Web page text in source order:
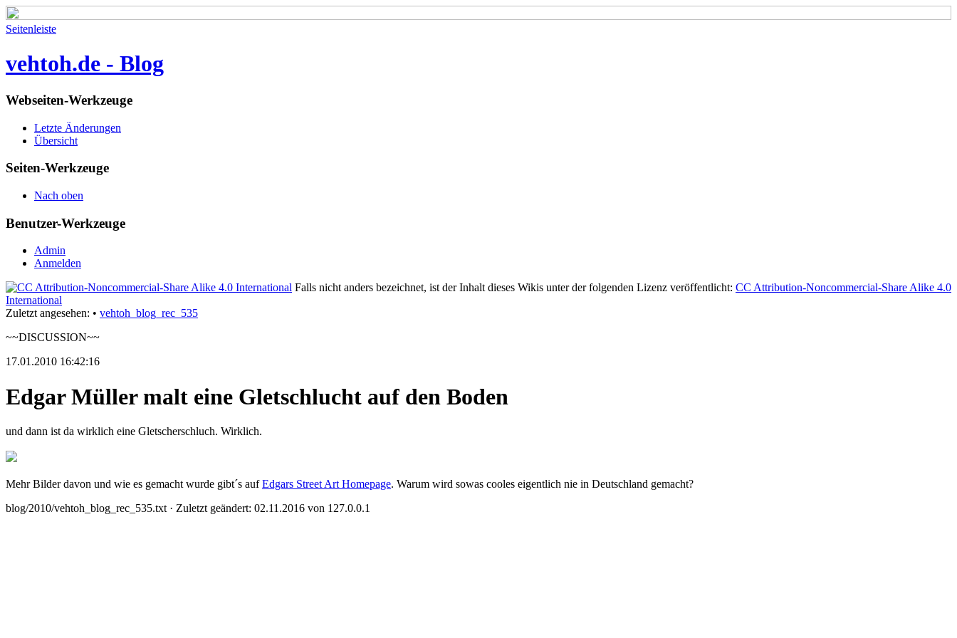
Seitenleiste
vehtoh.de - Blog
Webseiten-Werkzeuge
Letzte Änderungen
Übersicht
Seiten-Werkzeuge
Nach oben
Benutzer-Werkzeuge
Admin
Anmelden
Falls nicht anders bezeichnet, ist der Inhalt dieses Wikis unter der folgenden Lizenz veröffentlicht: CC Attribution-Noncommercial-Share Alike 4.0
International
Zuletzt angesehen: • vehtoh_blog_rec_535
~~DISCUSSION~~
17.01.2010 16:42:16
Edgar Müller malt eine Gletschlucht auf den Boden
und dann ist da wirklich eine Gletscherschluch. Wirklich.
Mehr Bilder davon und wie es gemacht wurde gibt´s aufEdgars Street Art Homepage. Warum wird sowas cooles eigentlich nie in Deutschland gemacht?
blog/2010/vehtoh_blog_rec_535.txt · Zuletzt geändert: 02.11.2016 von 127.0.0.1